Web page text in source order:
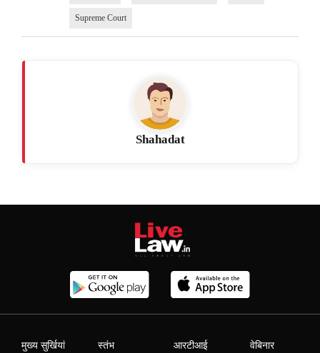
Supreme Court
Shahadat
मुख्य सुर्खियां स्तंभ आरटीआई वेबिनार